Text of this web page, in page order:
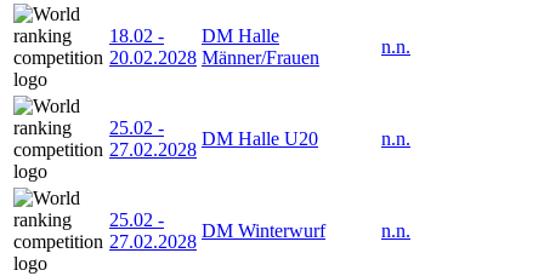
18.02 -
20.02.2028
DM Halle
Männer/Frauen
n.n.
25.02 -
27.02.2028
DM Halle U20 n.n.
25.02 -
27.02.2028
DM Winterwurf n.n.